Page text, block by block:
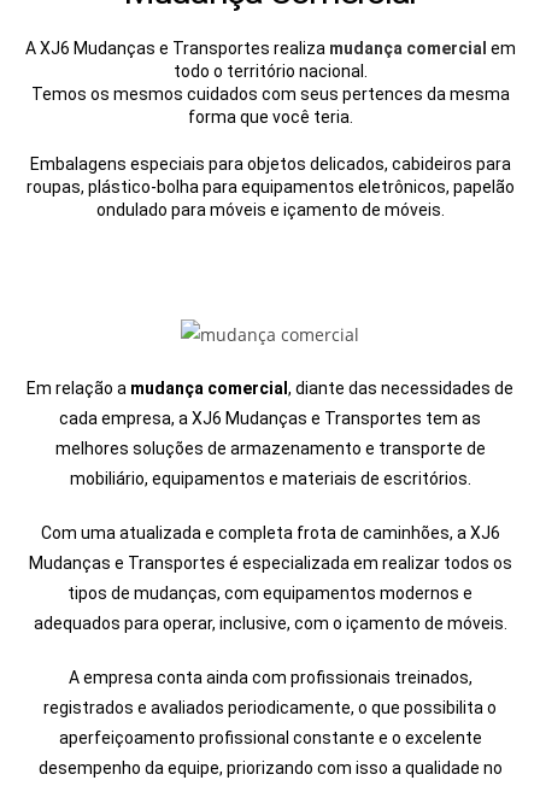
A XJ6 Mudanças e Transportes realiza mudança comercial em
todo o território nacional.
Temos os mesmos cuidados com seus pertences da mesma
forma que você teria.
Embalagens especiais para objetos delicados, cabideiros para
roupas, plástico-bolha para equipamentos eletrônicos, papelão
ondulado para móveis e içamento de móveis.
Em relação a mudança comercial , diante das necessidades de
cada empresa, a XJ6 Mudanças e Transportes tem as
melhores soluções de armazenamento e transporte de
mobiliário, equipamentos e materiais de escritórios.
Com uma atualizada e completa frota de caminhões, a XJ6
Mudanças e Transportes é especializada em realizar todos os
tipos de mudanças, com equipamentos modernos e
adequados para operar, inclusive, com o içamento de móveis.
A empresa conta ainda com profissionais treinados,
registrados e avaliados periodicamente, o que possibilita o
aperfeiçoamento profissional constante e o excelente
desempenho da equipe, priorizando com isso a qualidade no